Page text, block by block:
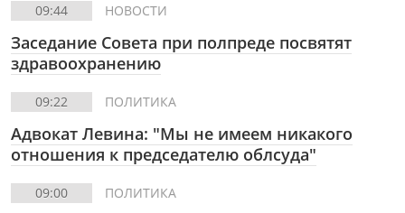
09:44 НОВОСТИ
Заседание Совета при полпреде посвятят
здравоохранению
09:22 ПОЛИТИКА
Адвокат Левина: "Мы не имеем никакого
отношения к председателю облсуда"
09:00 ПОЛИТИКА